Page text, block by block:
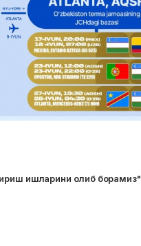
ишларини олиб борамиз"